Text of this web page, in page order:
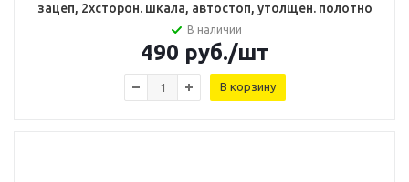
зацеп, 2хсторон. шкала, автостоп, утолщен. полотно
В наличии
490 руб./шт
В корзину